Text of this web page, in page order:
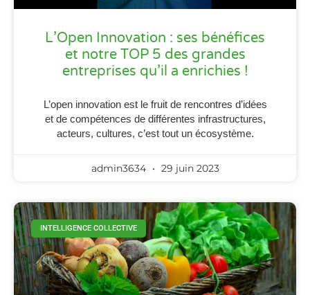
L’Open Innovation : ses bénéfices
et notre TOP 5 des grandes
entreprises qu’il a enrichies !
L’open innovation est le fruit de rencontres d’idées
et de compétences de différentes infrastructures,
acteurs, cultures, c’est tout un écosystème.
admin3634 29 juin 2023
INTELLIGENCE COLLECTIVE